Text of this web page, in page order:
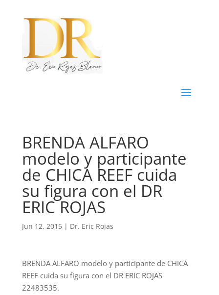
BRENDA ALFARO
modelo y participante
de CHICA REEF cuida
su figura con el DR
ERIC ROJAS
Jun 12, 2015| Dr. Eric Rojas
BRENDA ALFARO modelo y participante de CHICA
REEF cuida su figura con el DR ERIC ROJAS
22483535.